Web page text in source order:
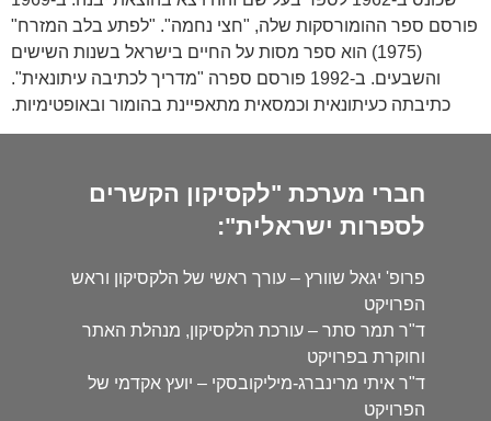
פורסם ספר ההומורסקות שלה, "חצי נחמה". "לפתע בלב המזרח"
(1975) הוא ספר מסות על החיים בישראל בשנות השישים
והשבעים. ב-1992 פורסם ספרה "מדריך לכתיבה עיתונאית".
כתיבתה כעיתונאית וכמסאית מתאפיינת בהומור ובאופטימיות.
חברי מערכת "לקסיקון הקשרים
לספרות ישראלית":
פרופ' יגאל שוורץ – עורך ראשי של הלקסיקון וראש
הפרויקט
ד"ר תמר סתר – עורכת הלקסיקון, מנהלת האתר
וחוקרת בפרויקט
ד"ר איתי מרינברג-מיליקובסקי – יועץ אקדמי של
הפרויקט